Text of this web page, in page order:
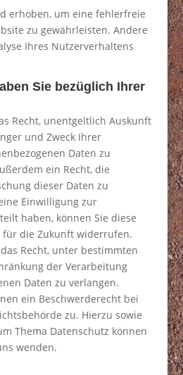
erhoben, um eine fehlerfreie
zu gewährleisten. Andere
Ihres Nutzerverhaltens
Sie bezüglich Ihrer
Recht, unentgeltlich Auskunft
und Zweck Ihrer
Daten zu
ein Recht, die
dieser Daten zu
Einwilligung zur
haben, können Sie diese
die Zukunft widerrufen.
Recht, unter bestimmten
der Verarbeitung
Daten zu verlangen.
ein Beschwerderecht bei
zu. Hierzu sowie
Thema Datenschutz können
wenden.